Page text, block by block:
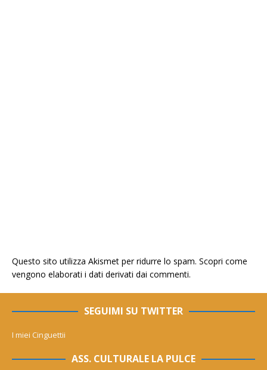
Questo sito utilizza Akismet per ridurre lo spam. Scopri come
vengono elaborati i dati derivati dai commenti.
SEGUIMI SU TWITTER
I miei Cinguettii
ASS. CULTURALE LA PULCE